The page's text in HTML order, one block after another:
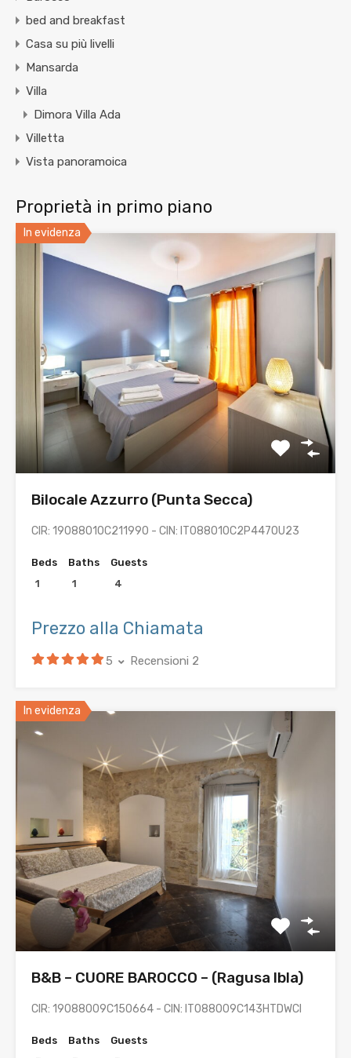
bed and breakfast
Casa su più livelli
Mansarda
Villa
Dimora Villa Ada
Villetta
Vista panoramoica
Proprietà in primo piano
In evidenza
Bilocale Azzurro (Punta Secca)
CIR: 19088010C211990 - CIN: IT088010C2P447OU23
Beds
1
Baths
1
Guests
4
Prezzo alla Chiamata
5 Recensioni 2
In evidenza
B&B – CUORE BAROCCO – (Ragusa Ibla)
CIR: 19088009C150664 - CIN: IT088009C143HTDWCI
Beds
Baths
Guests